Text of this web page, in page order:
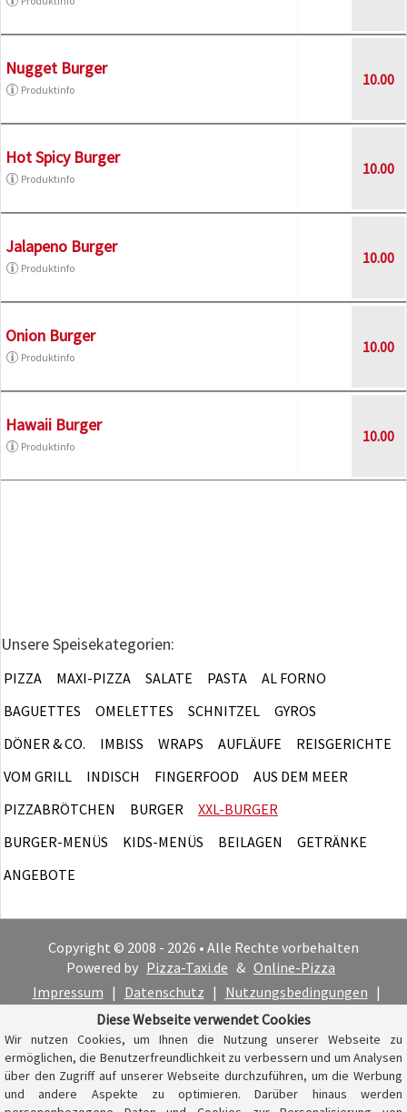
Nugget Burger
Produktinfo
10.00
Hot Spicy Burger
Produktinfo
10.00
Jalapeno Burger
Produktinfo
10.00
Onion Burger
Produktinfo
10.00
Hawaii Burger
Produktinfo
10.00
Unsere Speisekategorien:
PIZZA MAXI-PIZZA SALATE PASTA
AL FORNO
BAGUETTES
OMELETTES SCHNITZEL
GYROS
DÖNER & CO.
IMBISS WRAPS AUFLÄUFE
REISGERICHTE
VOM GRILL
INDISCH FINGERFOOD
AUS DEM MEER
PIZZABRÖTCHEN
BURGER
XXL-BURGER
BURGER-MENÜS
KIDS-MENÜS BEILAGEN
GETRÄNKE
ANGEBOTE
Copyright © 2008 - 2026 • Alle Rechte vorbehalten
Powered by Pizza-Taxi.de & Online-Pizza
Impressum | Datenschutz | Nutzungsbedingungen |
Cookie-Hinweis
Diese Webseite verwendet Cookies
Wir nutzen Cookies, um Ihnen die Nutzung unserer Webseite zu
ermöglichen, die Benutzerfreundlichkeit zu verbessern und um Analysen
über den Zugriff auf unserer Webseite durchzuführen, um die Werbung
und andere Aspekte zu optimieren. Darüber hinaus werden